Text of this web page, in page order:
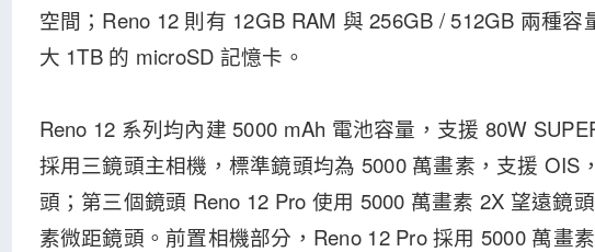
空間；Reno 12 則有 12GB RAM 與 256GB / 512GB 兩種
大 1TB 的 microSD 記憶卡。
Reno 12 系列均內建 5000 mAh 電池容量，支援 80W
採用三鏡頭主相機，標準鏡頭均為 5000 萬畫素，支援 OIS
頭；第三個鏡頭 Reno 12 Pro 使用 5000 萬畫素 2X 望遠鏡
素微距鏡頭。前置相機部分，Reno 12 Pro 採用 5000 萬畫